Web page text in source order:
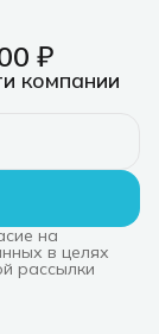
₽
компании
на
в целях
рассылки